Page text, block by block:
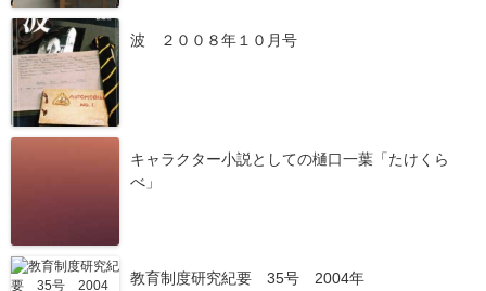
波 ２００８年１０月号
キャラクター小説としての樋口一葉「たけくら
べ」
教育制度研究紀要 35号 2004年